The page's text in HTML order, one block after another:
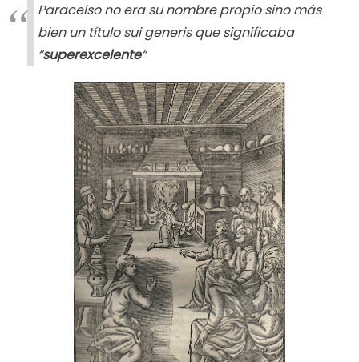
Paracelso no era su nombre propio sino más
bien un título sui generis que significaba
“superexcelente“